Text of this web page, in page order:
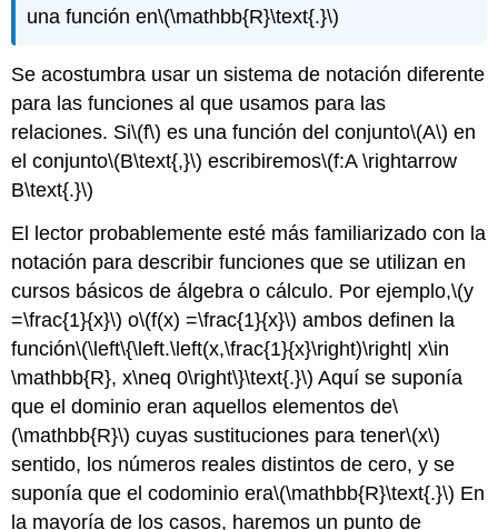
una función en\(\mathbb{R}\text{.}\)
Se acostumbra usar un sistema de notación diferente
para las funciones al que usamos para las
relaciones. Si\(f\) es una función del conjunto\(A\) en
el conjunto\(B\text{,}\) escribiremos\(f:A \rightarrow
B\text{.}\)
El lector probablemente esté más familiarizado con la
notación para describir funciones que se utilizan en
cursos básicos de álgebra o cálculo. Por ejemplo,\(y
=\frac{1}{x}\) o\(f(x) =\frac{1}{x}\) ambos definen la
función\(\left\{\left.\left(x,\frac{1}{x}\right)\right| x\in
\mathbb{R}, x\neq 0\right\}\text{.}\) Aquí se suponía
que el dominio eran aquellos elementos de\
(\mathbb{R}\) cuyas sustituciones para tener\(x\)
sentido, los números reales distintos de cero, y se
suponía que el codominio era\(\mathbb{R}\text{.}\) En
la mayoría de los casos, haremos un punto de